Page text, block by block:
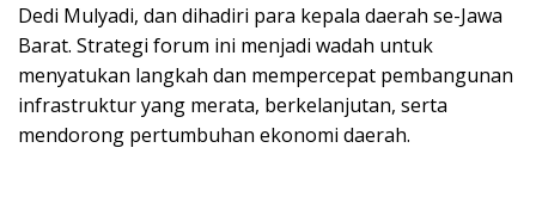
Dedi Mulyadi, dan dihadiri para kepala daerah se-Jawa
Barat. Strategi forum ini menjadi wadah untuk
menyatukan langkah dan mempercepat pembangunan
infrastruktur yang merata, berkelanjutan, serta
mendorong pertumbuhan ekonomi daerah.